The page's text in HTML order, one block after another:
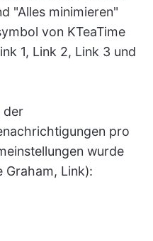
"Alles minimieren"
von KTeaTime
1, Link 2, Link 3 und
der
pro
wurde
Graham, Link):